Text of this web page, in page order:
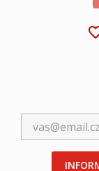
Můj
Název
Přihlásit
Musíte být